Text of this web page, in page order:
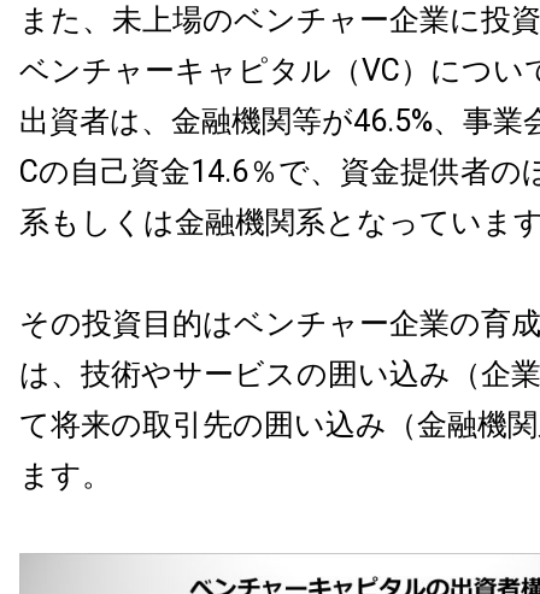
また、未上場のベンチャー企業に投
ベンチャーキャピタル（VC）につい
出資者は、金融機関等が46.5%、事業
Cの自己資金14.6％で、資金提供者の
系もしくは金融機関系となっていま
その投資目的はベンチャー企業の育
は、技術やサービスの囲い込み（企
て将来の取引先の囲い込み（金融機
ます。